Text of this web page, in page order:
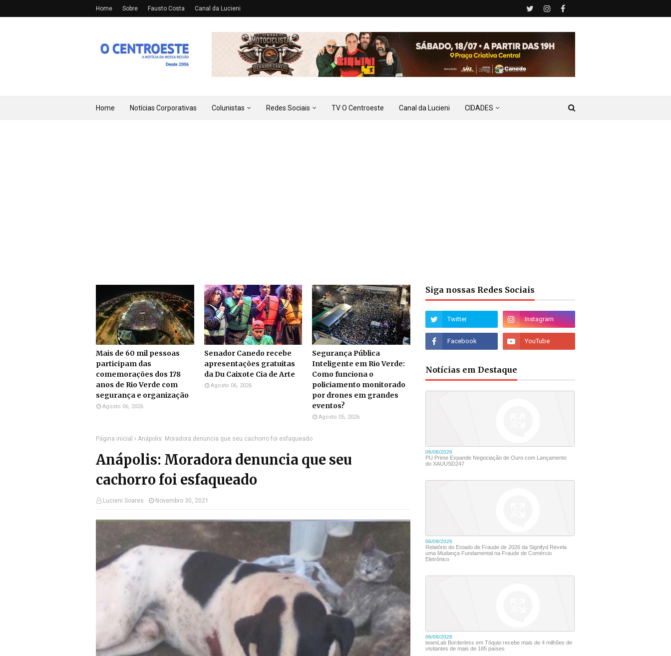
Home Sobre Fausto Costa Canal da Lucieni
Home Notícias Corporativas Colunistas Redes Sociais TV O Centroeste Canal da Lucieni CIDADES
Mais de 60 mil pessoas
participam das
comemorações dos 178
anos de Rio Verde com
segurança e organização
Agosto 06, 2026
Senador Canedo recebe
apresentações gratuitas
da Du Caixote Cia de Arte
Agosto 06, 2026
Segurança Pública
Inteligente em Rio Verde:
Como funciona o
policiamento monitorado
por drones em grandes
eventos?
Agosto 05, 2026
Página inicial Anápolis: Moradora denuncia que seu cachorro foi esfaqueado
Anápolis: Moradora denuncia que seu
cachorro foi esfaqueado
Lucieni Soares Novembro 30, 2021
Siga nossas Redes Sociais
Notícias em Destaque